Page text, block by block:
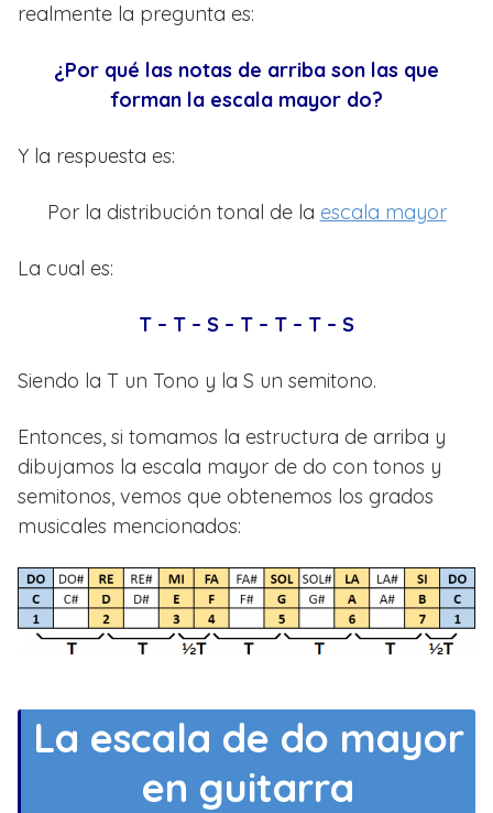
realmente la pregunta es:
¿Por qué las notas de arriba son las que
forman la escala mayor do?
Y la respuesta es:
Por la distribución tonal de la escala mayor
La cual es:
T – T – S – T – T – T – S
Siendo la T un Tono y la S un semitono.
Entonces, si tomamos la estructura de arriba y
dibujamos la escala mayor de do con tonos y
semitonos, vemos que obtenemos los grados
musicales mencionados:
La escala de do mayor
en guitarra